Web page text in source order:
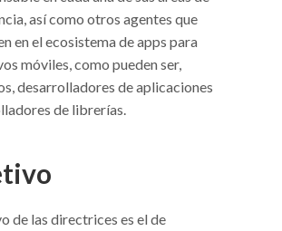
así como otros agentes que
en el ecosistema de apps para
móviles, como pueden ser,
desarrolladores de aplicaciones
de librerías.
de las directrices es el de